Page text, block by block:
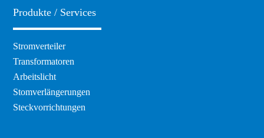
Produkte / Services
Navigation
überspringen
Stromverteiler
Transformatoren
Arbeitslicht
Stomverlängerungen
Steckvorrichtungen